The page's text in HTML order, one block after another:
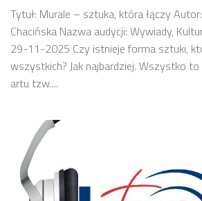
Tytuł: Murale – sztuka, która łączy
Chacińska Nazwa audycji: Wywiady,
29-11-2025 Czy istnieje forma sztuki,
wszystkich? Jak najbardziej. Wszystko
artu tzw....